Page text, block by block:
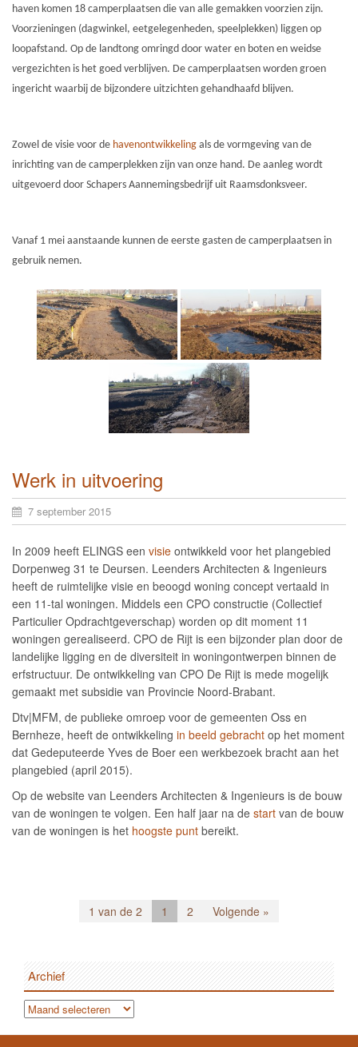
haven komen 18 camperplaatsen die van alle gemakken voorzien zijn.
Voorzieningen (dagwinkel, eetgelegenheden, speelplekken) liggen op
loopafstand. Op de landtong omringd door water en boten en weidse
vergezichten is het goed verblijven. De camperplaatsen worden groen
ingericht waarbij de bijzondere uitzichten gehandhaafd blijven.
Zowel de visie voor de havenontwikkeling als de vormgeving van de
inrichting van de camperplekken zijn van onze hand. De aanleg wordt
uitgevoerd door Schapers Aannemingsbedrijf uit Raamsdonksveer.
Vanaf 1 mei aanstaande kunnen de eerste gasten de camperplaatsen in
gebruik nemen.
Werk in uitvoering
7 september 2015
In 2009 heeft ELINGS een visie ontwikkeld voor het plangebied
Dorpenweg 31 te Deursen. Leenders Architecten & Ingenieurs
heeft de ruimtelijke visie en beoogd woning concept vertaald in
een 11-tal woningen. Middels een CPO constructie (Collectief
Particulier Opdrachtgeverschap) worden op dit moment 11
woningen gerealiseerd. CPO de Rijt is een bijzonder plan door de
landelijke ligging en de diversiteit in woningontwerpen binnen de
erfstructuur. De ontwikkeling van CPO De Rijt is mede mogelijk
gemaakt met subsidie van Provincie Noord-Brabant.
Dtv|MFM, de publieke omroep voor de gemeenten Oss en
Bernheze, heeft de ontwikkeling in beeld gebracht op het moment
dat Gedeputeerde Yves de Boer een werkbezoek bracht aan het
plangebied (april 2015).
Op de website van Leenders Architecten & Ingenieurs is de bouw
van de woningen te volgen. Een half jaar na de start van de bouw
van de woningen is het hoogste punt bereikt.
1 van de 2 1 2 Volgende »
Archief
Archief